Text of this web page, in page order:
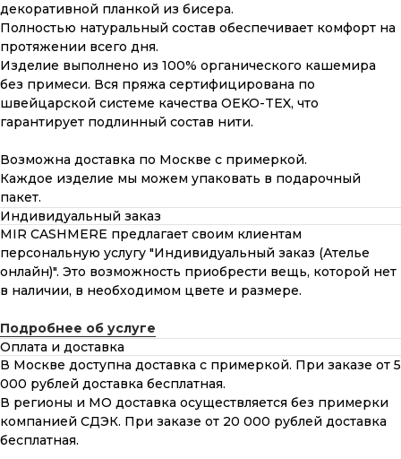
декоративной планкой из бисера.
Полностью натуральный состав обеспечивает комфорт на
протяжении всего дня.
Изделие выполнено из 100% органического кашемира
без примеси. Вся пряжа сертифицирована по
швейцарской системе качества OEKO-TEX, что
гарантирует подлинный состав нити.
Возможна доставка по Москве с примеркой.
Каждое изделие мы можем упаковать в подарочный
пакет.
Индивидуальный заказ
MIR CASHMERE предлагает своим клиентам
персональную услугу "Индивидуальный заказ (Ателье
онлайн)". Это возможность приобрести вещь, которой нет
в наличии, в необходимом цвете и размере.
Подробнее об услуге
Оплата и доставка
В Москве доступна доставка с примеркой. При заказе от 5
000 рублей доставка бесплатная.
В регионы и МО доставка осуществляется без примерки
компанией СДЭК. При заказе от 20 000 рублей доставка
бесплатная.